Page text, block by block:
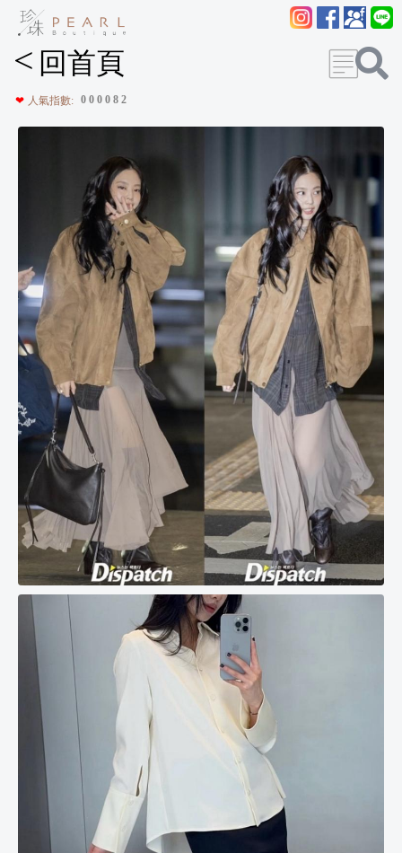
< 回首頁
❤ 人氣指數: 0 0 0 0 8 2